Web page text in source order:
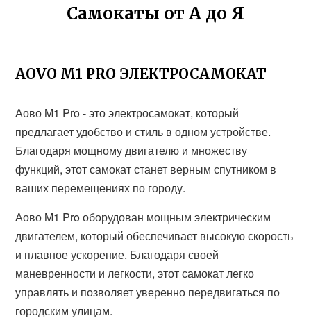
Самокаты от А до Я
AOVO M1 PRO ЭЛЕКТРОСАМОКАТ
Аово M1 Pro - это электросамокат, который
предлагает удобство и стиль в одном устройстве.
Благодаря мощному двигателю и множеству
функций, этот самокат станет верным спутником в
ваших перемещениях по городу.
Аово M1 Pro оборудован мощным электрическим
двигателем, который обеспечивает высокую скорость
и плавное ускорение. Благодаря своей
маневренности и легкости, этот самокат легко
управлять и позволяет уверенно передвигаться по
городским улицам.